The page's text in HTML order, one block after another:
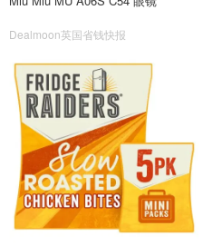
Dealmoon英国省钱快报